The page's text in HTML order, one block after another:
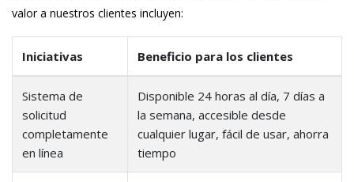
valor a nuestros clientes incluyen:
Iniciativas Beneficio para los clientes
Sistema de
solicitud
completamente
en línea
Disponible 24 horas al día, 7 días a
la semana, accesible desde
cualquier lugar, fácil de usar, ahorra
tiempo